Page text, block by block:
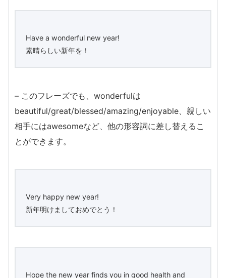
Have a wonderful new year!
素晴らしい新年を！
– このフレーズでも、wonderfulは
beautiful/great/blessed/amazing/enjoyable、親しい
相手にはawesomeなど、他の形容詞に差し替えるこ
とができます。
Very happy new year!
新年明けましておめでとう！
Hope the new year finds you in good health and